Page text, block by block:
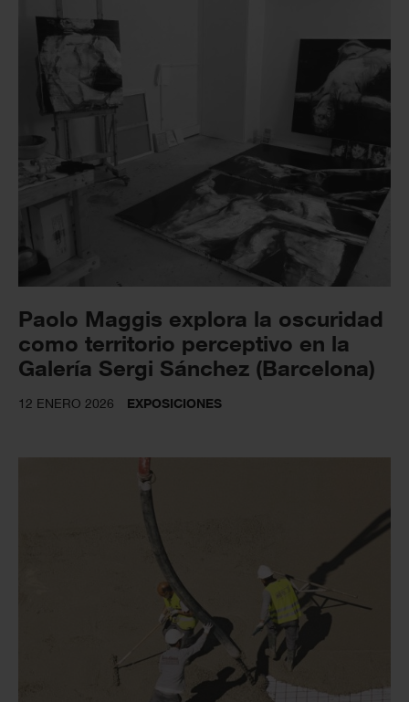
Paolo Maggis explora la oscuridad
como territorio perceptivo en la
Galería Sergi Sánchez (Barcelona)
12 ENERO 2026 EXPOSICIONES